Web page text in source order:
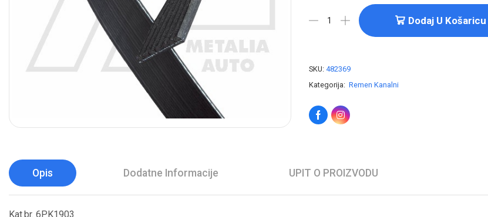
Dodaj U Košaricu
SKU: 482369
Kategorija: Remen Kanalni
Opis Dodatne Informacije UPIT O PROIZVODU
Kat.br. 6PK1903